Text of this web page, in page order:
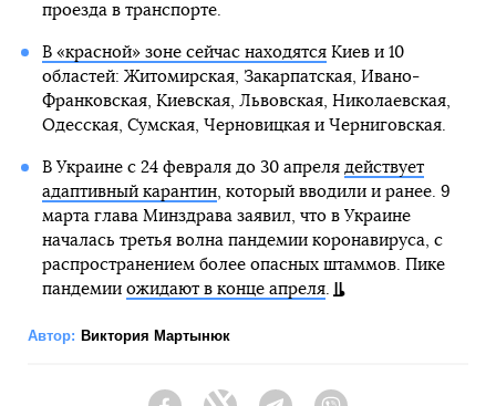
проезда в транспорте.
В «красной» зоне сейчас находятсяКиев и 10
областей: Житомирская, Закарпатская, Ивано-
Франковская, Киевская, Львовская, Николаевская,
Одесская, Сумская, Черновицкая и Черниговская.
В Украине с 24 февраля до 30 апреля действует
адаптивный карантин, который вводили и ранее. 9
марта глава Минздрава заявил, что в Украине
началась третья волна пандемии коронавируса, с
распространением более опасных штаммов. Пике
пандемии ожидают в конце апреля.
Автор: Виктория Мартынюк